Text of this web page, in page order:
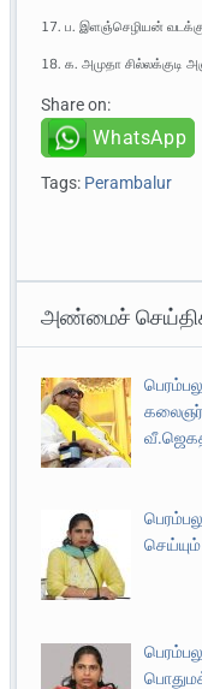
17. ப. இளஞ்செழியன்
18. க. அமுதா சில்லக்குடி
Share on:
WhatsApp
Tags: Perambalur
அண்மைச்
கலைஞர்